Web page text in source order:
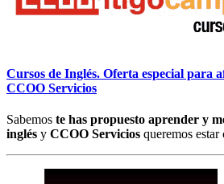
Cursos de Inglés. Oferta especial para
CCOO Servicios
Sabemos te has propuesto aprender y
inglés y CCOO Servicios queremos estar